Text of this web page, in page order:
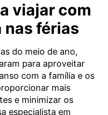
viajar com
nas férias
do meio de ano,
para aproveitar
com a família e os
mais
e minimizar os
especialista em